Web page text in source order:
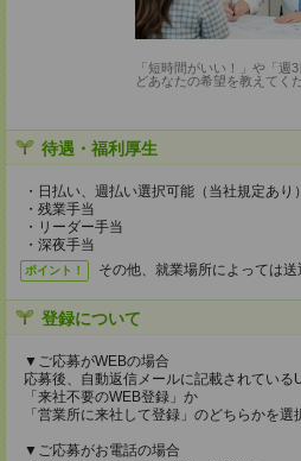
「短時間がいい！」や「週
どあなたの希望を教えてく
待遇・福利厚生
・日払い、週払い選択可能（当社規定あり）
・残業手当
・リーダー手当
・深夜手当
ポイント！ その他、就業場所によっては
登録について
▼ご応募がWEBの場合
応募後、自動返信メールに記載されている
「来社不要のWEB登録」か
「営業所に来社して登録」のどちらかを選
▼ご応募がお電話の場合